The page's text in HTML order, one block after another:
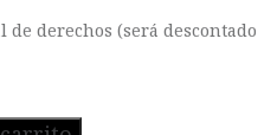
de derechos (será descontado